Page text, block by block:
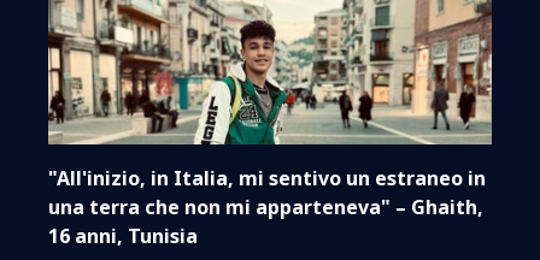
"All'inizio, in Italia, mi sentivo un estraneo in
una terra che non mi apparteneva" – Ghaith,
16 anni, Tunisia